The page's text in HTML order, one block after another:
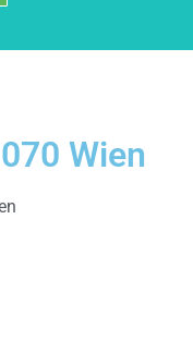
Wien